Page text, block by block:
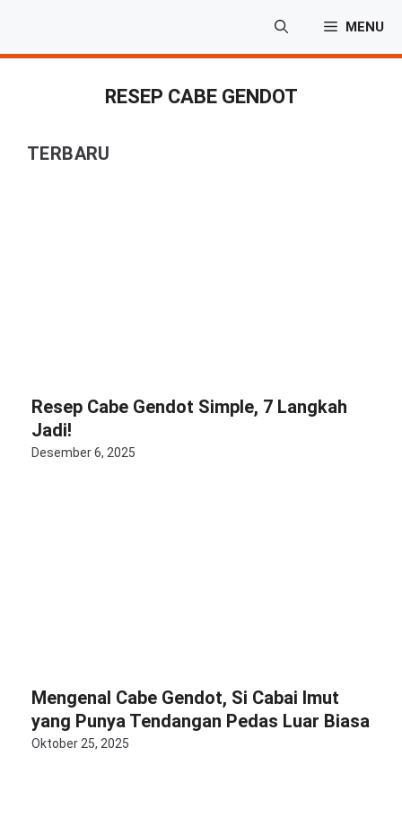
isi
MENU
RESEP CABE GENDOT
TERBARU
Resep Cabe Gendot Simple, 7 Langkah
Jadi!
Desember 6, 2025
Mengenal Cabe Gendot, Si Cabai Imut
yang Punya Tendangan Pedas Luar Biasa
Oktober 25, 2025